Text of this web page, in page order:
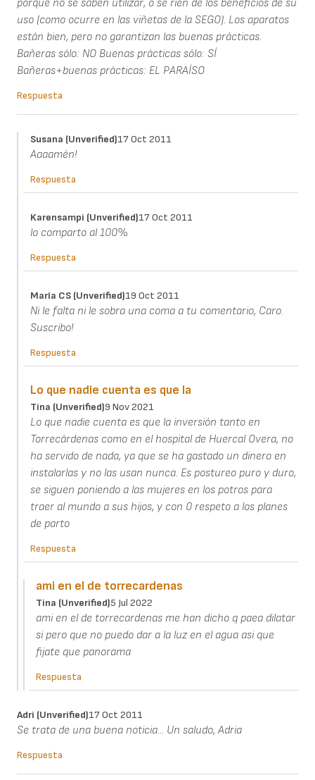
porque no se saben utilizar, o se ríen de los beneficios de su
uso (como ocurre en las viñetas de la SEGO). Los aparatos
están bien, pero no garantizan las buenas prácticas.
Bañeras sólo: NO Buenas prácticas sólo: SÍ
Bañeras+buenas prácticas: EL PARAÍSO
Respuesta
Susana (unverified)17 Oct 2011
Aaaamén!
Respuesta
Karensampi (unverified)17 Oct 2011
lo comparto al 100%
Respuesta
María CS (unverified)19 Oct 2011
Ni le falta ni le sobra una coma a tu comentario, Caro.
Suscribo!
Respuesta
Lo que nadie cuenta es que la
Tina (unverified)9 Nov 2021
Lo que nadie cuenta es que la inversión tanto en
Torrecárdenas como en el hospital de Huercal Overa, no
ha servido de nada, ya que se ha gastado un dinero en
instalarlas y no las usan nunca. Es postureo puro y duro,
se siguen poniendo a las mujeres en los potros para
traer al mundo a sus hijos, y con 0 respeto a los planes
de parto
Respuesta
ami en el de torrecardenas
Tina (unverified)5 Jul 2022
ami en el de torrecardenas me han dicho q paea dilatar
si pero que no puedo dar a la luz en el agua asi que
fijate que panorama
Respuesta
Adri (unverified)17 Oct 2011
Se trata de una buena noticia... Un saludo, Adria
Respuesta